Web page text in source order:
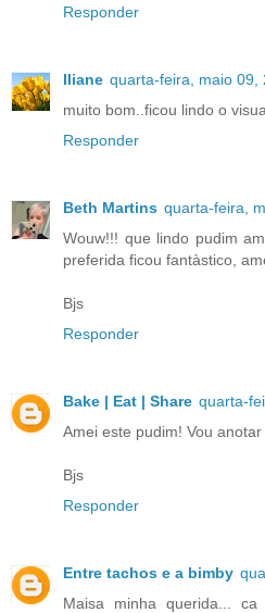
Responder
Iliane quarta-feira, maio 09,
muito bom..ficou lindo o
Responder
Beth Martins quarta-feira,
Wouw!!! que lindo pudim
preferida ficou fantàstico,
Bjs
Responder
Bake | Eat | Share quarta-
Amei este pudim! Vou
Bjs
Responder
Entre tachos e a bimby
Maisa minha querida...